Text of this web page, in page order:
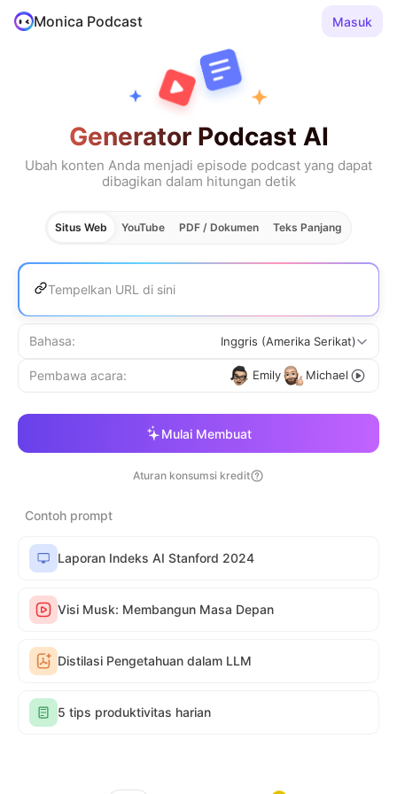
Monica Podcast Masuk
Generator Podcast AI
Ubah konten Anda menjadi episode podcast yang dapat
dibagikan dalam hitungan detik
Situs Web YouTube PDF / Dokumen Teks Panjang
Bahasa: Inggris (Amerika Serikat)
Pembawa acara: Emily Michael
Mulai Membuat
Aturan konsumsi kredit
Contoh prompt
Laporan Indeks AI Stanford 2024
Visi Musk: Membangun Masa Depan
Distilasi Pengetahuan dalam LLM
5 tips produktivitas harian